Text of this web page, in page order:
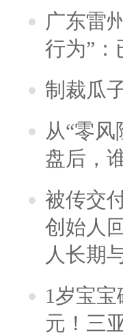
广东雷
行为”
制裁瓜
从“零
盘后，
被传交
创始人
人长期
1岁宝
元！三